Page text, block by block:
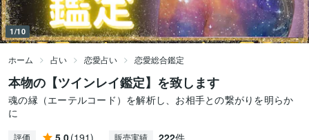
1/10
ホーム 占い 恋愛占い 恋愛総合鑑定
本物の【ツインレイ鑑定】を致します
魂の縁（エーテルコード）を解析し、お相手との繋がりを明らか
に
評価 販売実績